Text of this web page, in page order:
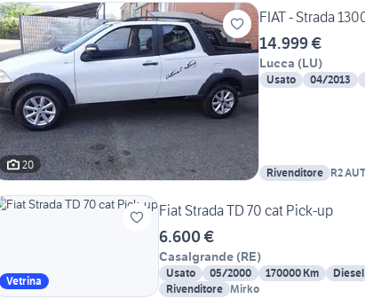
20
FIAT - Strada
14.999 €
Lucca (LU)
Usato 04/2013
Rivenditore R2
Vetrina
Fiat Strada TD 70 cat Pick-up
6.600 €
Casalgrande (RE)
Usato 05/2000 170000 Km Diesel
Rivenditore Mirko